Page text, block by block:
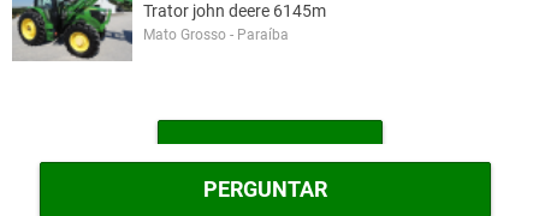
PERGUNTAR
Trator john deere 6145m
Mato Grosso - Paraíba